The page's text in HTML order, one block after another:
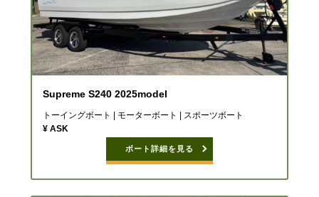
Supreme S240 2025model
トーイングボート | モーターボート | スポーツボート
¥ ASK
ボート詳細を見る